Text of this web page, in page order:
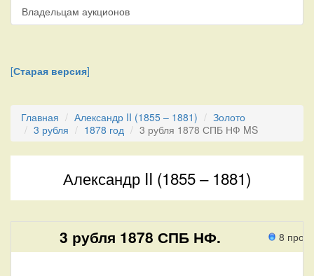
Владельцам аукционов
[Старая версия]
Главная Александр II (1855 – 1881)
Золото
3 рубля
1878 год 3 рубля 1878 СПБ НФ MS
Александр II (1855 – 1881)
8
3 рубля 1878 СПБ НФ.